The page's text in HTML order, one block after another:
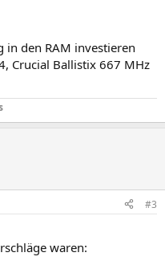
in den RAM investieren
Crucial Ballistix 667 MHz
#3
waren: